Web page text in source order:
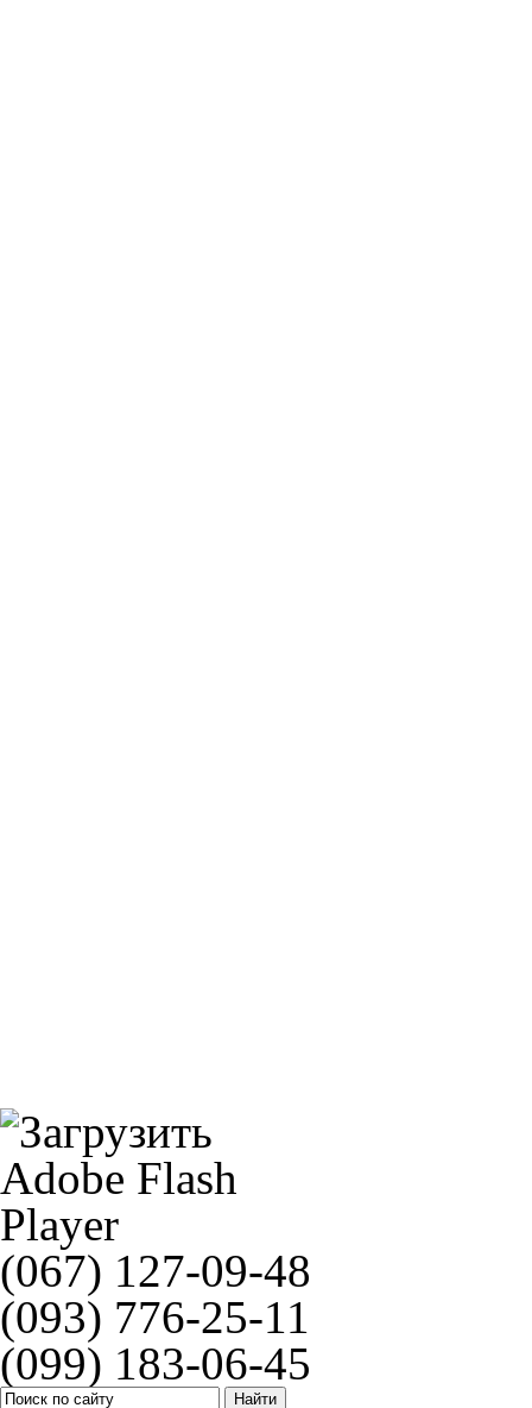
(067) 127-09-48
(093) 776-25-11
(099) 183-06-45